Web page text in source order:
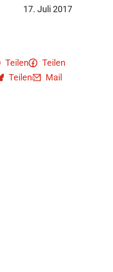
17. Juli 2017
Teilen
Teilen
Teilen
Mail